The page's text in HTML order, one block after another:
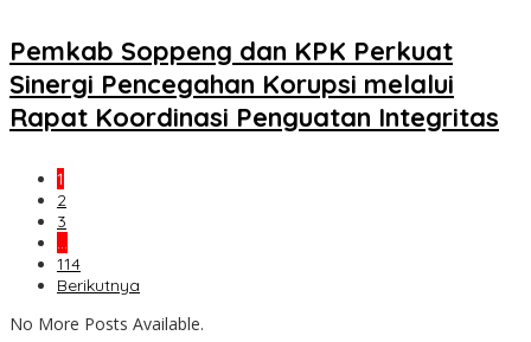
Pemkab Soppeng dan KPK Perkuat
Sinergi Pencegahan Korupsi melalui
Rapat Koordinasi Penguatan Integritas
1
2
3
…
114
Berikutnya
No More Posts Available.